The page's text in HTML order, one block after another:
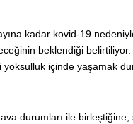
kadar kovid-19
beklendiği
yoksulluk içinde yaşamak
durumları ile birleştiğine,